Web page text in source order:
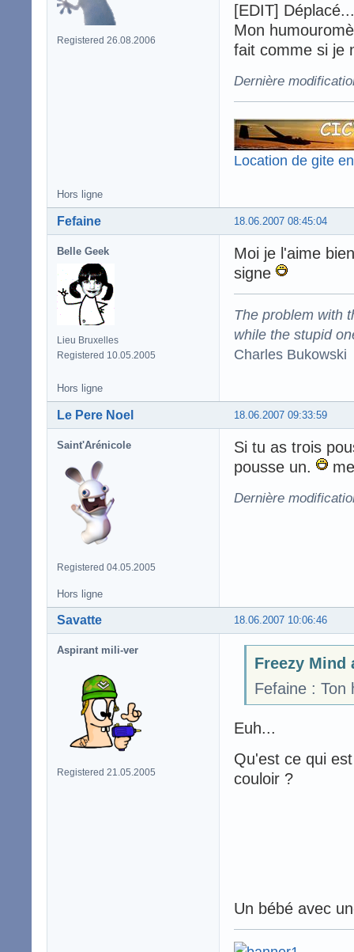
Registered 26.08.2006
[EDIT]
Mon
fait comme si je
Dernière
Location de gite
Hors ligne
18.06.2007 08:45:04
Fefaine
Belle Geek
Lieu Bruxelles
Registered 10.05.2005
Moi je l'aime
signe
The problem with
while the stupid
Charles Bukowski
Hors ligne
18.06.2007 09:33:59
Le Pere Noel
Saint'Arénicole
Registered 04.05.2005
Si tu as trois
pousse un.
Dernière
Hors ligne
18.06.2007 10:06:46
Savatte
Aspirant mili-ver
Registered 21.05.2005
Freezy Mind
Fefaine : Ton
Euh...
Qu'est ce qui
couloir ?
Un bébé avec